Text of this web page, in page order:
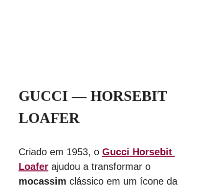
GUCCI — HORSEBIT
LOAFER
Criado em 1953, o Gucci Horsebit
Loafer ajudou a transformar o
mocassim clássico em um ícone da